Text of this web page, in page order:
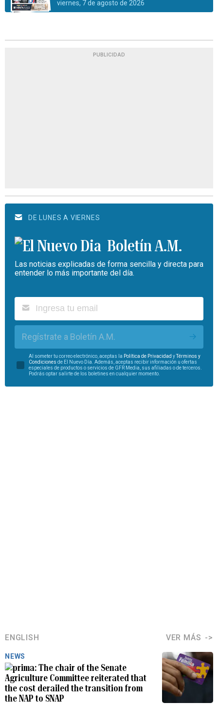
viernes, 7 de agosto de 2026
PUBLICIDAD
DE LUNES A VIERNES
Boletín A.M.
Las noticias explicadas de forma sencilla y directa para
entender lo más importante del día.
Regístrate a Boletín A.M.
Al someter tu correo electrónico, aceptas la Política de Privacidad yTérminos y
Condiciones de El Nuevo Día. Además, aceptas recibir información u ofertas
especiales de productos o servicios de GFR Media, sus afiliadas o de terceros.
Podrás optar salirte de los boletines en cualquier momento.
ENGLISH VER MÁS
NEWS
The chair of the Senate
Agriculture Committee reiterated that
the cost derailed the transition from
the NAP to SNAP